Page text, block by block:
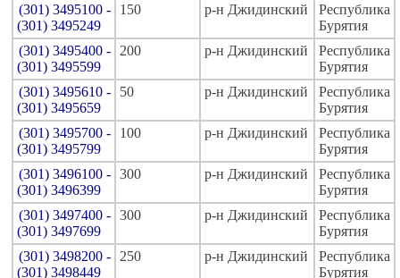
(301) 3495100 -
(301) 3495249
150 р-н Джидинский
Республика
Бурятия
(301) 3495400 -
(301) 3495599
200 р-н Джидинский
Республика
Бурятия
(301) 3495610 -
(301) 3495659
50 р-н Джидинский
Республика
Бурятия
(301) 3495700 -
(301) 3495799
100 р-н Джидинский
Республика
Бурятия
(301) 3496100 -
(301) 3496399
300 р-н Джидинский
Республика
Бурятия
(301) 3497400 -
(301) 3497699
300 р-н Джидинский
Республика
Бурятия
(301) 3498200 -
(301) 3498449
250 р-н Джидинский
Республика
Бурятия